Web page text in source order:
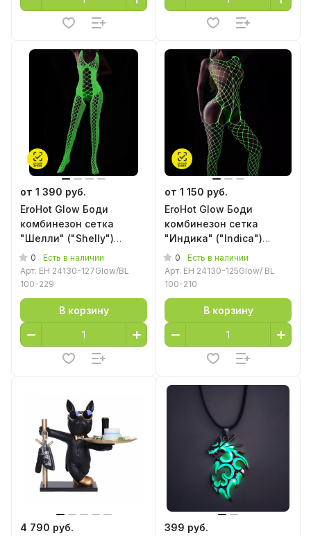
от 1 390 руб.
EroHot Glow Боди
комбинезон сетка
"Шелли" ("Shelly")
светящийся в темноте
0
Есть в наличии
Арт. EH 24130-127Glow/BL
100-229
В корзину
от 1 150 руб.
EroHot Glow Боди
комбинезон сетка
"Индика" ("Indica")
светящийся в темноте
0
Есть в наличии
Арт. EH 24130-125Glow/ BL
100-210
В корзину
4 790 руб.
399 руб.